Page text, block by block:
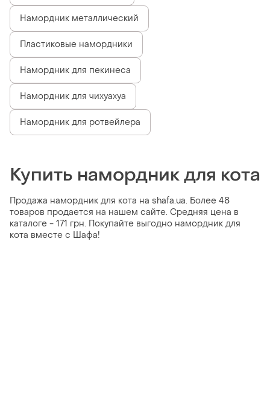
Намордник металлический
Пластиковые намордники
Намордник для пекинеса
Намордник для чихуахуа
Намордник для ротвейлера
Купить намордник для кота
Продажа намордник для кота на shafa.ua. Более 48
товаров продается на нашем сайте. Средняя цена в
каталоге - 171 грн. Покупайте выгодно намордник для
кота вместе с Шафа!